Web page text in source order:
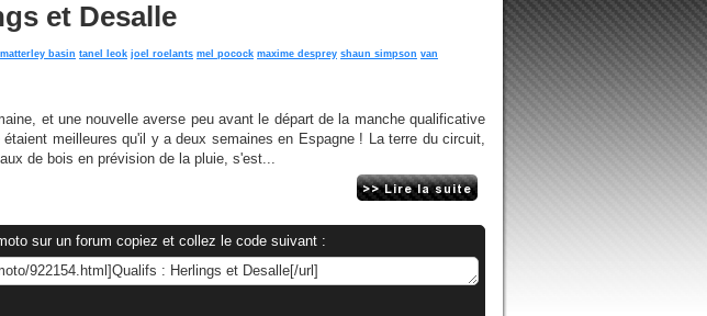
et Desalle
matterley basin tanel leok joel roelants mel pocock maxime desprey shaun simpson van
et une nouvelle averse peu avant le départ de la manche qualificative
meilleures qu'il y a deux semaines en Espagne ! La terre du circuit,
de bois en prévision de la pluie, s'est...
sur un forum copiez et collez le code suivant :